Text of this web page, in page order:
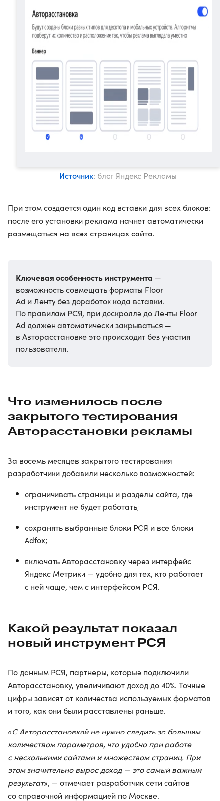
Источник: блог Яндекс Рекламы
При этом создается один код вставки для всех блоков:
после его установки реклама начнет автоматически
размещаться на всех страницах сайта.
Ключевая особенность инструмента —
возможность совмещать форматы Floor
Ad и Ленту без доработок кода вставки.
По правилам РСЯ, при доскролле до Ленты Floor
Ad должен автоматически закрываться —
в Авторасстановке это происходит без участия
пользователя.
Что изменилось после
закрытого тестирования
Авторасстановки рекламы
За восемь месяцев закрытого тестирования
разработчики добавили несколько возможностей:
ограничивать страницы и разделы сайта, где
инструмент не будет работать;
сохранять выбранные блоки РСЯ и все блоки
Adfox;
включать Авторасстановку через интерфейс
Яндекс Метрики — удобно для тех, кто работает
с ней чаще, чем с интерфейсом РСЯ.
Какой результат показал
новый инструмент РСЯ
По данным РСЯ, партнеры, которые подключили
Авторасстановку, увеличивают доход до 40%. Точные
цифры зависят от количества используемых форматов
и того, как они были расставлены раньше.
«С Авторасстановкой не нужно следить за большим
количеством параметров, что удобно при работе
с несколькими сайтами и множеством страниц. При
этом значительно вырос доход — это самый важный
результат», — отмечает разработчик сети сайтов
со справочной информацией по Москве.